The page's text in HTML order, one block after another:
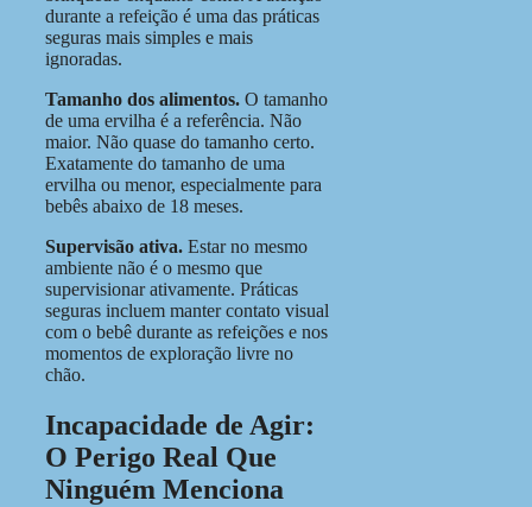
durante a refeição é uma das práticas
seguras mais simples e mais
ignoradas.
Tamanho dos alimentos. O tamanho
de uma ervilha é a referência. Não
maior. Não quase do tamanho certo.
Exatamente do tamanho de uma
ervilha ou menor, especialmente para
bebês abaixo de 18 meses.
Supervisão ativa. Estar no mesmo
ambiente não é o mesmo que
supervisionar ativamente. Práticas
seguras incluem manter contato visual
com o bebê durante as refeições e nos
momentos de exploração livre no
chão.
Incapacidade de Agir:
O Perigo Real Que
Ninguém Menciona